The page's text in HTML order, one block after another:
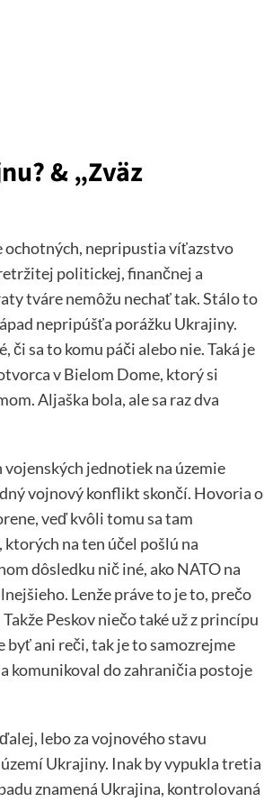
& „Zväz
ochotných, nepripustia víťazstvo
politickej, finančnej a
tváre nemôžu nechať tak. Stálo to
nepripúšťa porážku Ukrajiny.
či sa to komu páči alebo nie. Taká je
v Bielom Dome, ktorý si
Aljaška bola, ale sa raz dva
jednotiek na územie
vojnový konflikt skončí. Hovoria o
veď kvôli tomu sa tam
na ten účel pošlú na
dôsledku nič iné, ako NATO na
Lenže práve to je to, prečo
Peskov niečo také už z princípu
byť ani reči, tak je to samozrejme
komunikoval do zahraničia postoje
lebo za vojnového stavu
Ukrajiny. Inak by vypukla tretia
znamená Ukrajina, kontrolovaná